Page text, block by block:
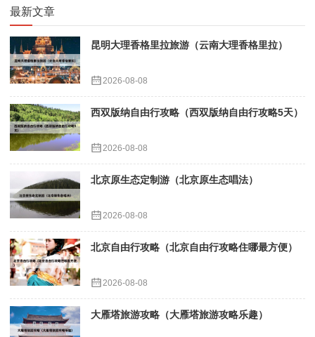
最新文章
昆明大理香格里拉旅游（云南大理香格里拉）
2026-08-08
西双版纳自由行攻略（西双版纳自由行攻略5天）
2026-08-08
北京原生态定制游（北京原生态唱法）
2026-08-08
北京自由行攻略（北京自由行攻略住哪最方便）
2026-08-08
大雁塔旅游攻略（大雁塔旅游攻略乐趣）